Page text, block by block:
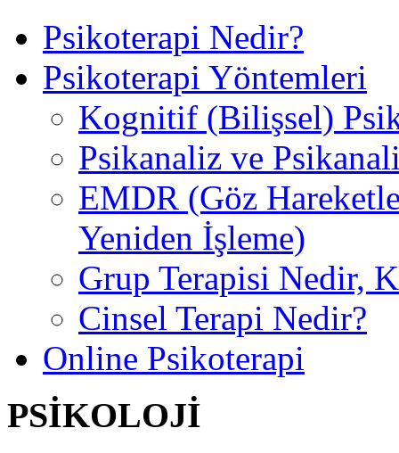
Psikoterapi Nedir?
Psikoterapi Yöntemleri
Kognitif (Bilişsel)
Psikanaliz ve
EMDR (Göz
Yeniden İşleme)
Grup Terapisi Nedir,
Cinsel Terapi Nedir?
Online Psikoterapi
PSİKOLOJİ